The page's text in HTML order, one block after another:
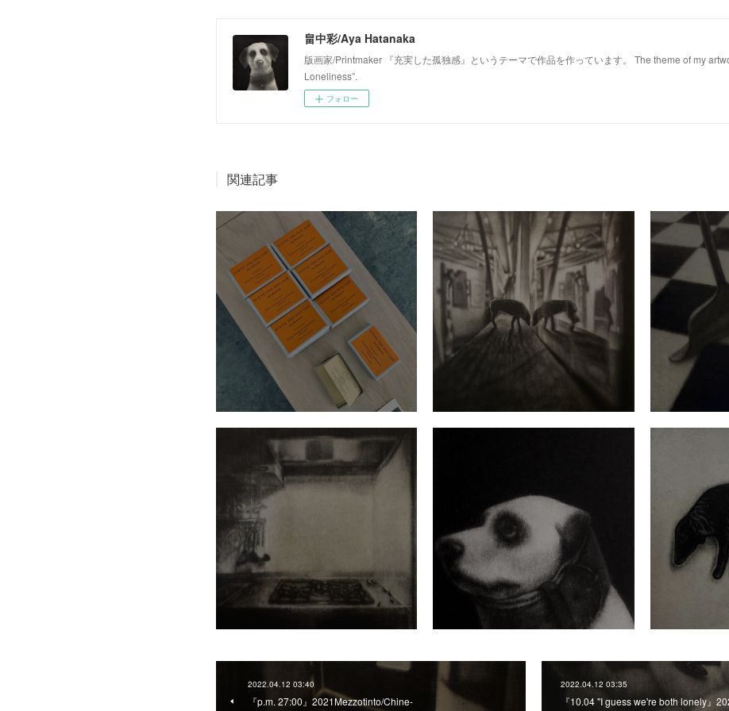
畠中彩/Aya Hatanaka
版画家/Printmaker 『充実した孤独感』というテーマで作品を作っています。 The theme of my
Loneliness”.
フォロー
関連記事
2022.04.12 03:40
『p.m. 27:00』2021Mezzotinto/Chine-
2022.04.12 03:35
『10.04 "I guess we're both lonely』